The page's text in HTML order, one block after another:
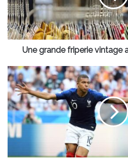
cœur
de
Bordeaux
Une grande friperie vintage
L'équipe
de
France
de
Mbappé
et
Griezmann
Bordeaux